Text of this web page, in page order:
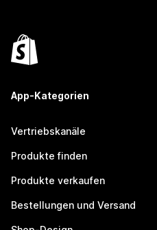
App-Kategorien
Vertriebskanäle
Produkte finden
Produkte verkaufen
Bestellungen und Versand